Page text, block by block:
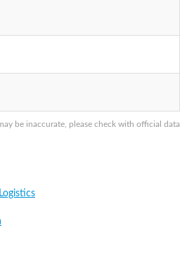
be inaccurate, please check with official data